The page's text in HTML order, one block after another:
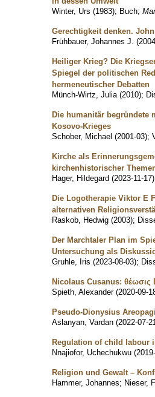
Winter, Urs (1983); Buch;
Gerechtigkeit denken.
Frühbauer, Johannes J. (2004
Heiliger Krieg? Die
Spiegel der politischen
hermeneutischer Debatten
Münch-Wirtz, Julia (2010);
Die humanitär begründete
Kosovo-Krieges
Schober, Michael (2001-03);
Kirche als
kirchenhistorischer
Hager, Hildegard (2023-11-17)
Die Logotherapie Viktor E
alternativen
Raskob, Hedwig (2003);
Der Marchtaler Plan im
Untersuchung als
Gruhle, Iris (2023-08-03);
Nicolaus Cusanus: θέωσις
Spieth, Alexander (2020-09-
Pseudo-Dionysius
Aslanyan, Vardan (2022-07-
Regulation of child labour
Nnajiofor, Uchechukwu (
Religion und Gewalt –
Hammer, Johannes; Nieser,